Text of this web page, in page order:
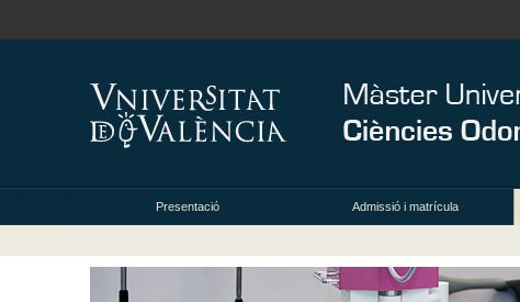
Presentació Admissió i matrícula